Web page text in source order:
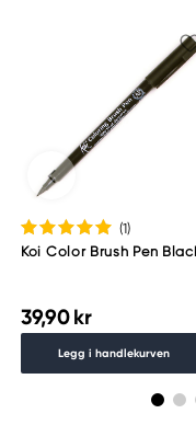
(1)
Koi Color Brush Pen
39,90 kr
Legg i handlekurven